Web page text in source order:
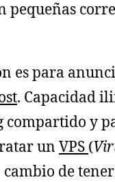
es para
. Capacidad
y
un VPS (
de